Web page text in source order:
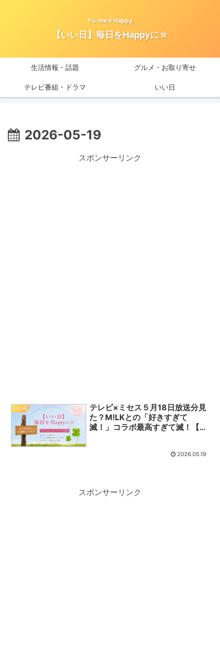
Yu-me☆Happy
【いい日】毎日をHappyに☆
生活情報・話題 グルメ・お取り寄せ
テレビ番組・ドラマ いい日
2026-05-19
スポンサーリンク
いい日
テレビ×ミセス５月18日放送分見
た？M!LKとの「好きすぎて
滅！」コラボ最高すぎて滅！【い
2026.05.19
スポンサーリンク